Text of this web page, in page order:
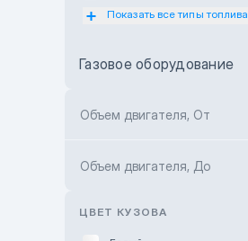
Subaru Motor Almaty
Toyota Kokshetau
Hyundai ShymCity
Показать все типы топлива
Газовое оборудование
Объем двигателя, От
Объем двигателя, До
ЦВЕТ КУЗОВА